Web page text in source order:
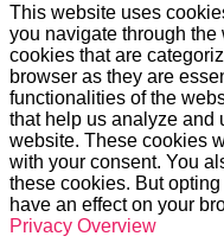
This website uses
you navigate through the
cookies that are
browser as they are
functionalities of the
that help us analyze and
website. These cookies
with your consent. You
these cookies. But
have an effect on your
Privacy Overview